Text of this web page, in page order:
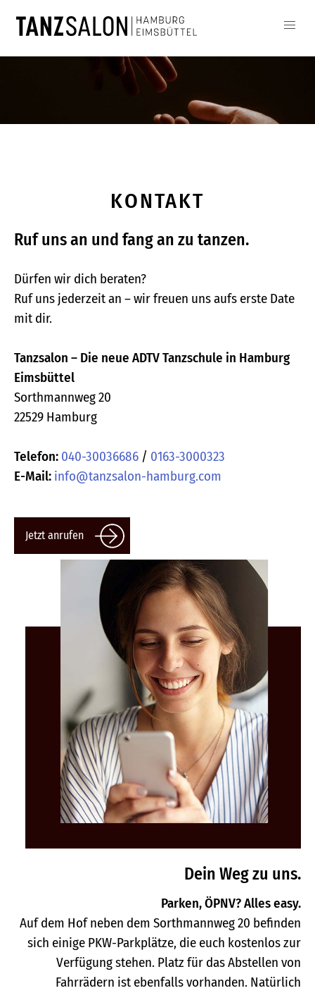
KONTAKT
Ruf uns an und fang an zu tanzen.
Dürfen wir dich beraten?
Ruf uns jederzeit an – wir freuen uns aufs erste Date
mit dir.
Tanzsalon – Die neue ADTV Tanzschule in Hamburg
Eimsbüttel
Sorthmannweg 20
22529 Hamburg
Telefon: 040-30036686 / 0163-3000323
E-Mail: info@tanzsalon-hamburg.com
Jetzt anrufen
Dein Weg zu uns.
Parken, ÖPNV? Alles easy.
Auf dem Hof neben dem Sorthmannweg 20 befinden
sich einige PKW-Parkplätze, die euch kostenlos zur
Verfügung stehen. Platz für das Abstellen von
Fahrrädern ist ebenfalls vorhanden. Natürlich